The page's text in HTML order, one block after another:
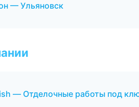
— Ульяновск
— Отделочные работы под